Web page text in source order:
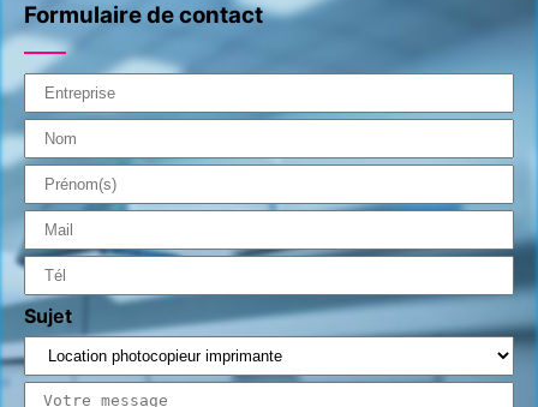
Formulaire de contact
Sujet